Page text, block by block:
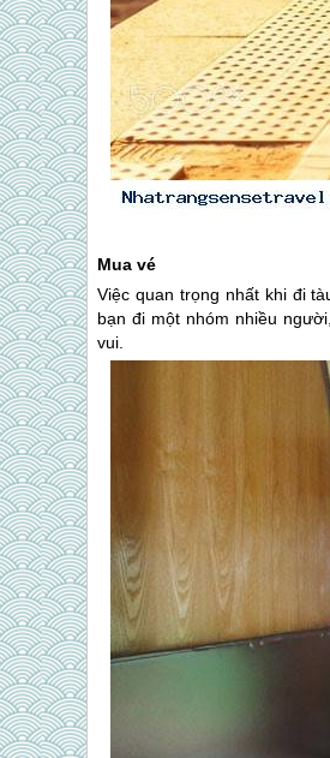
Mua vé
Việc quan trọng nhất khi đi
bạn đi một nhóm nhiều
vui.